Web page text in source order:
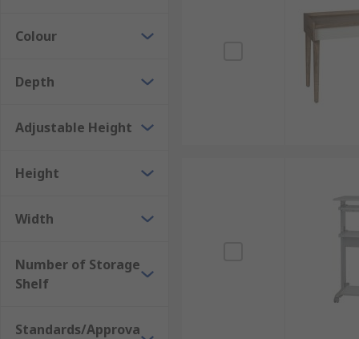
Computer desks are the perfect office furniture for
Colour
Depth
Adjustable Height
Height
Width
Number of Storage
Shelf
Standards/Approva